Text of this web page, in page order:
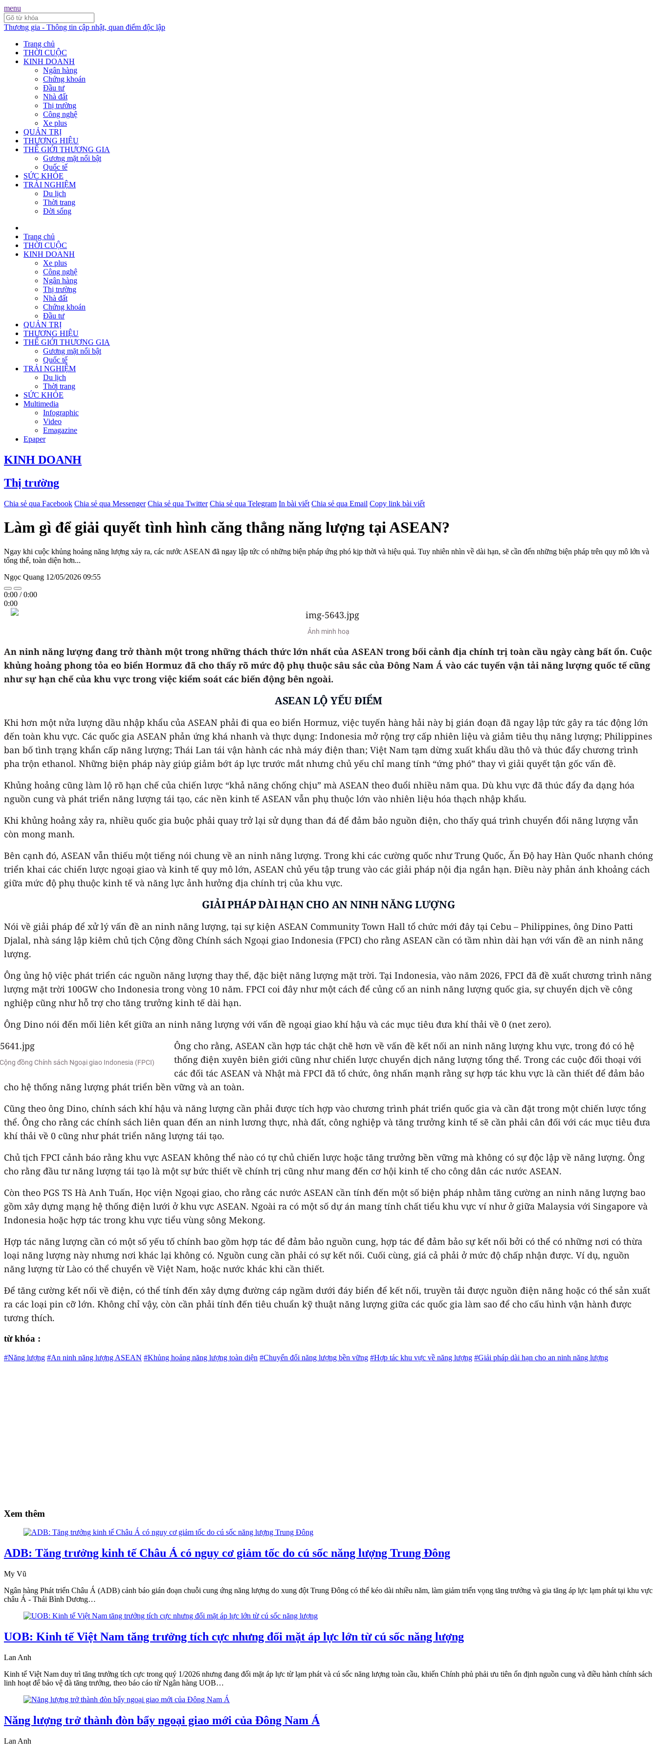
menu
Thương gia - Thông tin cập nhật, quan điểm độc lập
Trang chủ
THỜI CUỘC
KINH DOANH
Ngân hàng
Chứng khoán
Đầu tư
Nhà đất
Thị trường
Công nghệ
Xe plus
QUẢN TRỊ
THƯƠNG HIỆU
THẾ GIỚI THƯƠNG GIA
Gương mặt nổi bật
Quốc tế
SỨC KHỎE
TRẢI NGHIỆM
Du lịch
Thời trang
Đời sống
Trang chủ
THỜI CUỘC
KINH DOANH
Xe plus
Công nghệ
Ngân hàng
Thị trường
Nhà đất
Chứng khoán
Đầu tư
QUẢN TRỊ
THƯƠNG HIỆU
THẾ GIỚI THƯƠNG GIA
Gương mặt nổi bật
Quốc tế
TRẢI NGHIỆM
Du lịch
Thời trang
SỨC KHỎE
Multimedia
Infographic
Video
Emagazine
Epaper
KINH DOANH
Thị trường
Chia sẻ qua Facebook Chia sẻ qua Messenger Chia sẻ qua Twitter Chia sẻ qua Telegram In bài viết Chia sẻ qua Email Copy link bài viết
Làm gì để giải quyết tình hình căng thẳng năng lượng tại ASEAN?
Ngay khi cuộc khủng hoảng năng lượng xảy ra, các nước ASEAN đã ngay lập tức có những biện pháp ứng phó kịp thời và hiệu quả. Tuy nhiên nhìn về dài hạn, sẽ cần đến những biện pháp trên quy mô lớn và
tổng thể, toàn diện hơn...
Ngọc Quang 12/05/2026 09:55
0:00 /0:00
0:00
Ảnh minh hoạ
An ninh năng lượng đang trở thành một trong những thách thức lớn nhất của ASEAN trong bối cảnh địa chính trị toàn cầu ngày càng bất ổn. Cuộc
khủng hoảng phong tỏa eo biển Hormuz đã cho thấy rõ mức độ phụ thuộc sâu sắc của Đông Nam Á vào các tuyến vận tải năng lượng quốc tế cũng
như sự hạn chế của khu vực trong việc kiểm soát các biến động bên ngoài.
ASEAN LỘ YẾU ĐIỂM
Khi hơn một nửa lượng dầu nhập khẩu của ASEAN phải đi qua eo biển Hormuz, việc tuyến hàng hải này bị gián đoạn đã ngay lập tức gây ra tác động lớn
đến toàn khu vực. Các quốc gia ASEAN phản ứng khá nhanh và thực dụng: Indonesia mở rộng trợ cấp nhiên liệu và giảm tiêu thụ năng lượng; Philippines
ban bố tình trạng khẩn cấp năng lượng; Thái Lan tái vận hành các nhà máy điện than; Việt Nam tạm dừng xuất khẩu dầu thô và thúc đẩy chương trình
pha trộn ethanol. Những biện pháp này giúp giảm bớt áp lực trước mắt nhưng chủ yếu chỉ mang tính “ứng phó” thay vì giải quyết tận gốc vấn đề.
Khủng hoảng cũng làm lộ rõ hạn chế của chiến lược “khả năng chống chịu” mà ASEAN theo đuổi nhiều năm qua. Dù khu vực đã thúc đẩy đa dạng hóa
nguồn cung và phát triển năng lượng tái tạo, các nền kinh tế ASEAN vẫn phụ thuộc lớn vào nhiên liệu hóa thạch nhập khẩu.
Khi khủng hoảng xảy ra, nhiều quốc gia buộc phải quay trở lại sử dụng than đá để đảm bảo nguồn điện, cho thấy quá trình chuyển đổi năng lượng vẫn
còn mong manh.
Bên cạnh đó, ASEAN vẫn thiếu một tiếng nói chung về an ninh năng lượng. Trong khi các cường quốc như Trung Quốc, Ấn Độ hay Hàn Quốc nhanh chóng
triển khai các chiến lược ngoại giao và kinh tế quy mô lớn, ASEAN chủ yếu tập trung vào các giải pháp nội địa ngắn hạn. Điều này phản ánh khoảng cách
giữa mức độ phụ thuộc kinh tế và năng lực ảnh hưởng địa chính trị của khu vực.
GIẢI PHÁP DÀI HẠN CHO AN NINH NĂNG LƯỢNG
Nói về giải pháp để xử lý vấn đề an ninh năng lượng, tại sự kiện ASEAN Community Town Hall tổ chức mới đây tại Cebu – Philippines, ông Dino Patti
Djalal, nhà sáng lập kiêm chủ tịch Cộng đồng Chính sách Ngoại giao Indonesia (FPCI) cho rằng ASEAN cần có tầm nhìn dài hạn với vấn đề an ninh năng
lượng.
Ông ủng hộ việc phát triển các nguồn năng lượng thay thế, đặc biệt năng lượng mặt trời. Tại Indonesia, vào năm 2026, FPCI đã đề xuất chương trình năng
lượng mặt trời 100GW cho Indonesia trong vòng 10 năm. FPCI coi đây như một cách để củng cố an ninh năng lượng quốc gia, sự chuyển dịch về công
nghiệp cũng như hỗ trợ cho tăng trưởng kinh tế dài hạn.
Ông Dino nói đến mối liên kết giữa an ninh năng lượng với vấn đề ngoại giao khí hậu và các mục tiêu đưa khí thải về 0 (net zero).
đồng Chính sách Ngoại giao Indonesia (FPCI)
Ông cho rằng, ASEAN cần hợp tác chặt chẽ hơn về vấn đề kết nối an ninh năng lượng khu vực, trong đó có hệ
thống điện xuyên biên giới cũng như chiến lược chuyển dịch năng lượng tổng thể. Trong các cuộc đối thoại với
các đối tác ASEAN và Nhật mà FPCI đã tổ chức, ông nhấn mạnh rằng sự hợp tác khu vực là cần thiết để đảm bảo
cho hệ thống năng lượng phát triển bền vững và an toàn.
Cũng theo ông Dino, chính sách khí hậu và năng lượng cần phải được tích hợp vào chương trình phát triển quốc gia và cần đặt trong một chiến lược tổng
thể. Ông cho rằng các chính sách liên quan đến an ninh lương thực, nhà đất, công nghiệp và tăng trưởng kinh tế sẽ cần phải cân đối với các mục tiêu đưa
khí thải về 0 cũng như phát triển năng lượng tái tạo.
Chủ tịch FPCI cảnh báo rằng khu vực ASEAN không thể nào có tự chủ chiến lược hoặc tăng trưởng bền vững mà không có sự độc lập về năng lượng. Ông
cho rằng đầu tư năng lượng tái tạo là một sự bức thiết về chính trị cũng như mang đến cơ hội kinh tế cho công dân các nước ASEAN.
Còn theo PGS TS Hà Anh Tuấn, Học viện Ngoại giao, cho rằng các nước ASEAN cần tính đến một số biện pháp nhằm tăng cường an ninh năng lượng bao
gồm xây dựng mạng hệ thống điện lưới ở khu vực ASEAN. Ngoài ra có một số dự án mang tính chất tiểu khu vực ví như ở giữa Malaysia với Singapore và
Indonesia hoặc hợp tác trong khu vực tiểu vùng sông Mekong.
Hợp tác năng lượng cần có một số yếu tố chính bao gồm hợp tác để đảm bảo nguồn cung, hợp tác để đảm bảo sự kết nối bởi có thể có những nơi có thừa
loại năng lượng này nhưng nơi khác lại không có. Nguồn cung cần phải có sự kết nối. Cuối cùng, giá cả phải ở mức độ chấp nhận được. Ví dụ, nguồn
năng lượng từ Lào có thể chuyển về Việt Nam, hoặc nước khác khi cần thiết.
Để tăng cường kết nối về điện, có thể tính đến xây dựng đường cáp ngầm dưới đáy biển để kết nối, truyền tải được nguồn điện năng hoặc có thể sản xuất
ra các loại pin cỡ lớn. Không chỉ vậy, còn cần phải tính đến tiêu chuẩn kỹ thuật năng lượng giữa các quốc gia làm sao để cho cấu hình vận hành được
tương thích.
từ khóa :
#Năng lượng #An ninh năng lượng ASEAN #Khủng hoảng năng lượng toàn diện #Chuyển đổi năng lượng bền vững #Hợp tác khu vực về năng lượng #Giải pháp dài hạn cho an ninh năng lượng
Xem thêm
ADB: Tăng trưởng kinh tế Châu Á có nguy cơ giảm tốc do cú sốc năng lượng Trung Đông
My Vũ
Ngân hàng Phát triển Châu Á (ADB) cảnh báo gián đoạn chuỗi cung ứng năng lượng do xung đột Trung Đông có thể kéo dài nhiều năm, làm giảm triển vọng tăng trưởng và gia tăng áp lực lạm phát tại khu vực
châu Á - Thái Bình Dương…
UOB: Kinh tế Việt Nam tăng trưởng tích cực nhưng đối mặt áp lực lớn từ cú sốc năng lượng
Lan Anh
Kinh tế Việt Nam duy trì tăng trưởng tích cực trong quý 1/2026 nhưng đang đối mặt áp lực từ lạm phát và cú sốc năng lượng toàn cầu, khiến Chính phủ phải ưu tiên ổn định nguồn cung và điều hành chính sách
linh hoạt để bảo vệ đà tăng trưởng, theo báo cáo từ Ngân hàng UOB…
Năng lượng trở thành đòn bẩy ngoại giao mới của Đông Nam Á
Lan Anh